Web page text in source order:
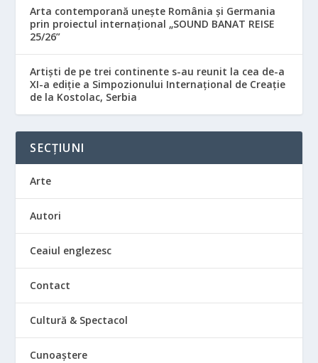
Arta contemporană unește România și Germania
prin proiectul internațional „SOUND BANAT REISE
25/26”
Artiști de pe trei continente s-au reunit la cea de-a
XI-a ediție a Simpozionului Internațional de Creație
de la Kostolac, Serbia
SECȚIUNI
Arte
Autori
Ceaiul englezesc
Contact
Cultură & Spectacol
Cunoaștere